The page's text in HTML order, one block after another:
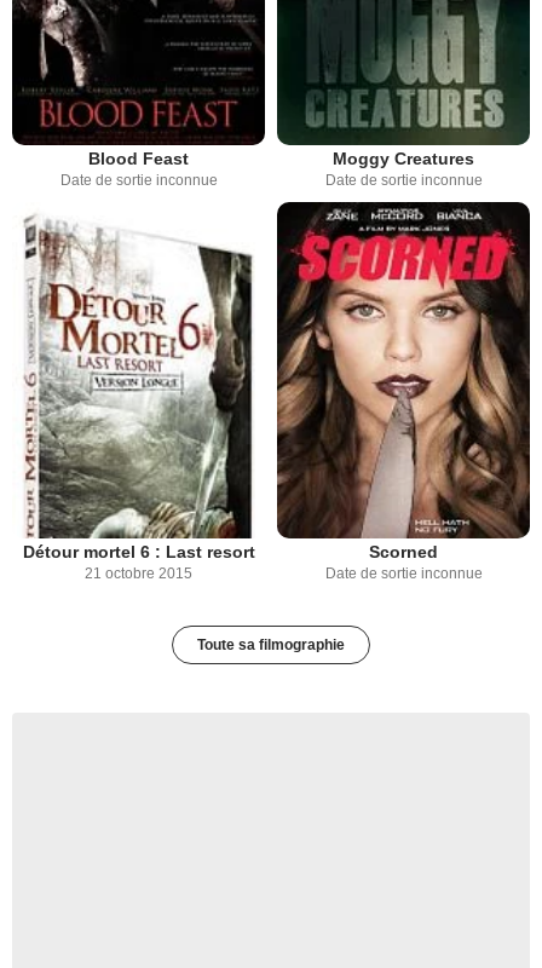
Blood Feast
Date de sortie inconnue
Moggy Creatures
Date de sortie inconnue
Détour mortel 6 : Last resort
21 octobre 2015
Scorned
Date de sortie inconnue
Toute sa filmographie